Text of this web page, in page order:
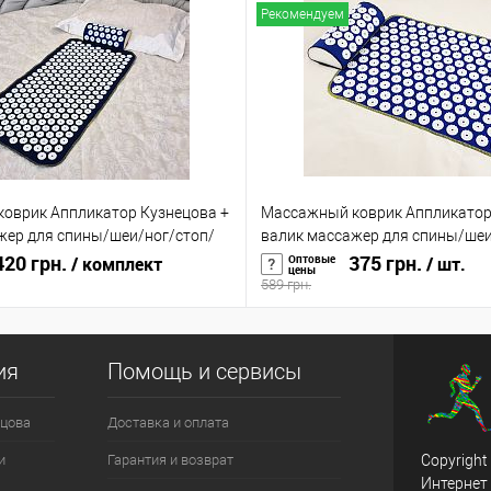
Аппликатор Кузнецова +
для спины/шеи/ног/стоп/
(n-0004)
грн. / комплект
Рекомендуем
Массажный коврик
валик массажер для спины/
головы/тела OSPORT (n-0002)
Оптовые
цены 375 грн. / шт.
589 грн.
Помощь и сервисы
Доставка и оплата
Гарантия и возврат
Copyright